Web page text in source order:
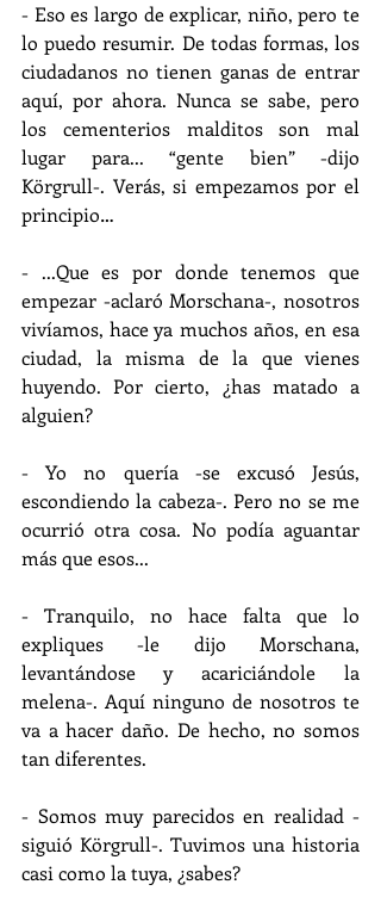
- Eso es largo de explicar, niño, pero te
lo puedo resumir. De todas formas, los
ciudadanos no tienen ganas de entrar
aquí, por ahora. Nunca se sabe, pero
los cementerios malditos son mal
lugar para... “gente bien” -dijo
Körgrull-. Verás, si empezamos por el
principio…
- ...Que es por donde tenemos que
empezar -aclaró Morschana-, nosotros
vivíamos, hace ya muchos años, en esa
ciudad, la misma de la que vienes
huyendo. Por cierto, ¿has matado a
alguien?
- Yo no quería -se excusó Jesús,
escondiendo la cabeza-. Pero no se me
ocurrió otra cosa. No podía aguantar
más que esos...
- Tranquilo, no hace falta que lo
expliques -le dijo Morschana,
levantándose y acariciándole la
melena-. Aquí ninguno de nosotros te
va a hacer daño. De hecho, no somos
tan diferentes.
- Somos muy parecidos en realidad -
siguió Körgrull-. Tuvimos una historia
casi como la tuya, ¿sabes?